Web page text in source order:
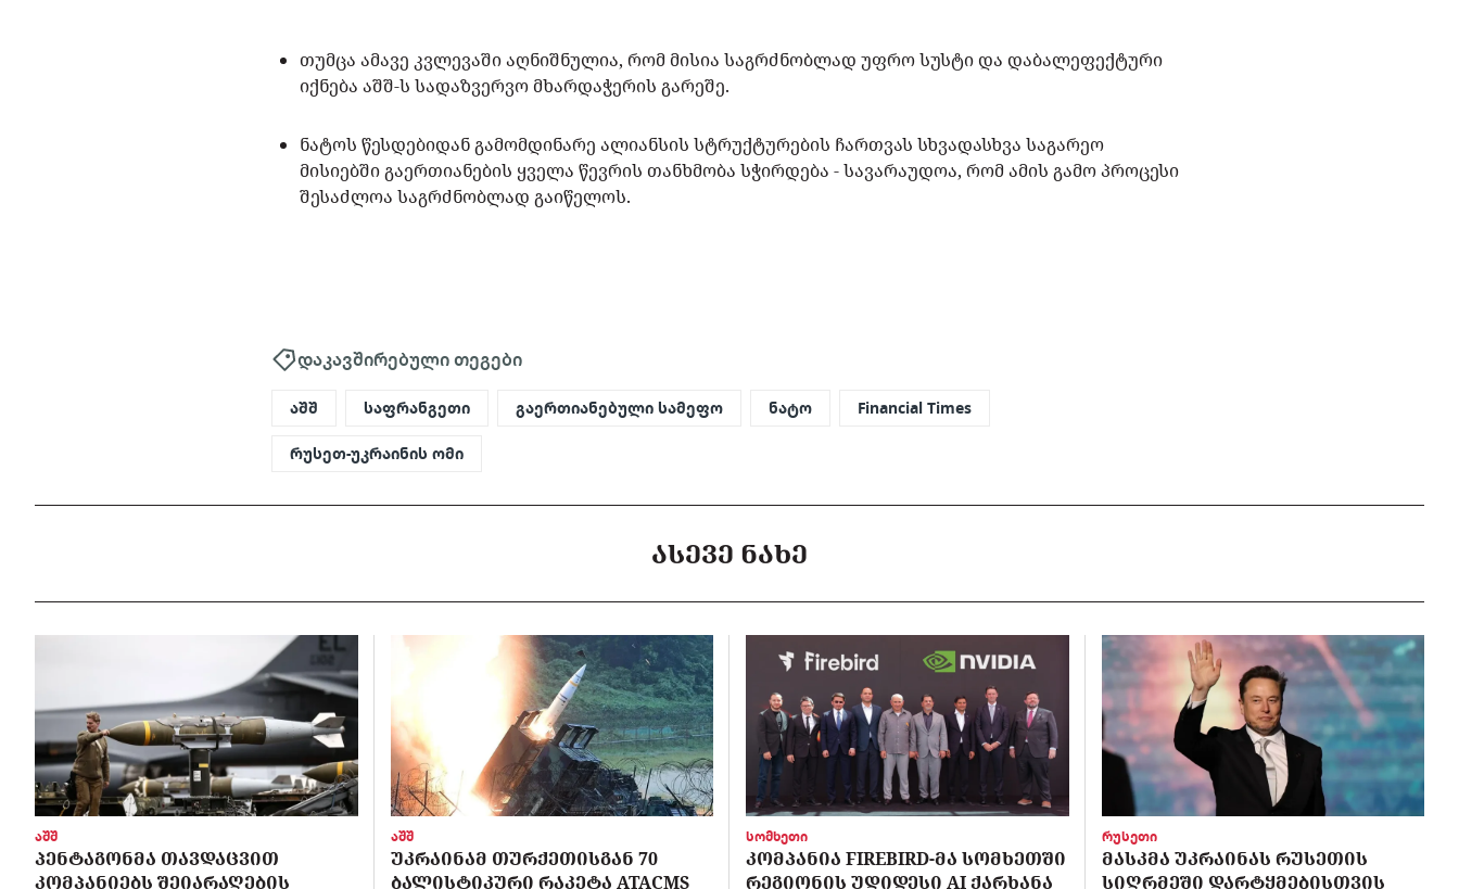
თუმცა ამავე კვლევაში აღნიშნულია, რომ მისია საგრძნობლად უფრო სუსტი და დაბალეფექტური
იქნება აშშ-ს სადაზვერვო მხარდაჭერის გარეშე.
ნატოს წესდებიდან გამომდინარე ალიანსის სტრუქტურების ჩართვას სხვადასხვა საგარეო
მისიებში გაერთიანების ყველა წევრის თანხმობა სჭირდება - სავარაუდოა, რომ ამის გამო პროცესი
შესაძლოა საგრძნობლად გაიწელოს.
დაკავშირებული თეგები
აშშ საფრანგეთი გაერთიანებული სამეფო ნატო Financial Times
რუსეთ-უკრაინის ომი
ᲐᲡᲔᲕᲔ ᲜᲐᲮᲔ
აშშ
ᲞᲔᲜᲢᲐᲒᲝᲜᲛᲐ ᲗᲐᲕᲓᲐᲪᲕᲘᲗ
ᲙᲝᲛᲞᲐᲜᲘᲔᲑᲡ ᲨᲔᲘᲐᲠᲐᲦᲔᲑᲘᲡ
აშშ
ᲣᲙᲠᲐᲘᲜᲐᲛ ᲗᲣᲠᲥᲔᲗᲘᲡᲒᲐᲜ 70
ᲑᲐᲚᲘᲡᲢᲘᲙᲣᲠᲘ ᲠᲐᲙᲔᲢᲐ ATACMS
სომხეთი
ᲙᲝᲛᲞᲐᲜᲘᲐ FIREBIRD-ᲛᲐ ᲡᲝᲛᲮᲔᲗᲨᲘ
ᲠᲔᲒᲘᲝᲜᲘᲡ ᲣᲓᲘᲓᲔᲡᲘ AI ᲥᲐᲠᲮᲐᲜᲐ
რუსეთი
ᲛᲐᲡᲙᲛᲐ ᲣᲙᲠᲐᲘᲜᲐᲡ ᲠᲣᲡᲔᲗᲘᲡ
ᲡᲘᲦᲠᲛᲔᲨᲘ ᲓᲐᲠᲢᲧᲛᲔᲑᲘᲡᲗᲕᲘᲡ